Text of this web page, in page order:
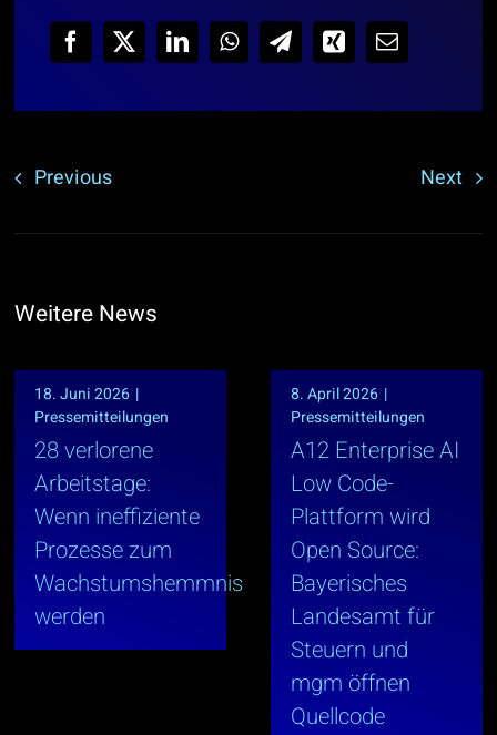
Previous Next
Weitere News
18. Juni 2026 |
Pressemitteilungen
28 verlorene
Arbeitstage:
Wenn ineffiziente
Prozesse zum
Wachstumshemmnis
werden
8. April 2026 |
Pressemitteilungen
A12 Enterprise AI
Low Code-
Plattform wird
Open Source:
Bayerisches
Landesamt für
Steuern und
mgm öffnen
Quellcode